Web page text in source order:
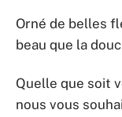
Orné de belles
beau que la
Quelle que soit
nous vous